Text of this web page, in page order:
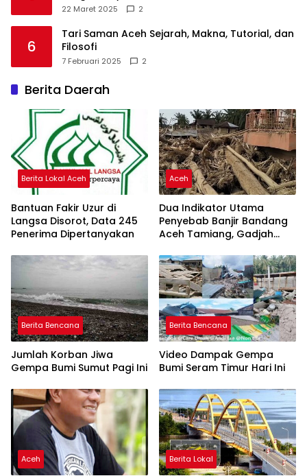
22 Maret 2025 2
6
Tari Saman Aceh Sejarah, Makna, Tutorial, dan
Filosofi
7 Februari 2025 2
Berita Daerah
Berita Lokal Aceh
Bantuan Fakir Uzur di
Langsa Disorot, Data 245
Penerima Dipertanyakan
Aceh
Dua Indikator Utama
Penyebab Banjir Bandang
Aceh Tamiang, Gadjah
DAS
Berita Bencana
Jumlah Korban Jiwa
Gempa Bumi Sumut Pagi Ini
Berita Bencana
Video Dampak Gempa
Bumi Seram Timur Hari Ini
Aceh Berita Lokal